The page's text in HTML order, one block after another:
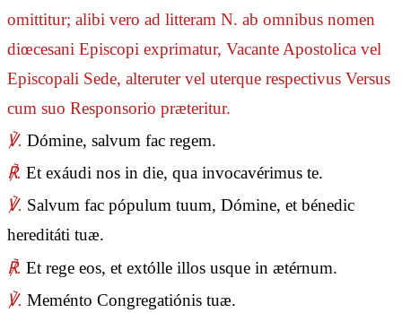
omittitur; alibi vero ad litteram N. ab omnibus nomen
diœcesani Episcopi exprimatur, Vacante Apostolica vel
Episcopali Sede, alteruter vel uterque respectivus Versus
cum suo Responsorio præteritur.
℣. Dómine, salvum fac regem.
℟. Et exáudi nos in die, qua invocavérimus te.
℣. Salvum fac pópulum tuum, Dómine, et bénedic
hereditáti tuæ.
℟. Et rege eos, et extólle illos usque in ætérnum.
℣. Meménto Congregatiónis tuæ.